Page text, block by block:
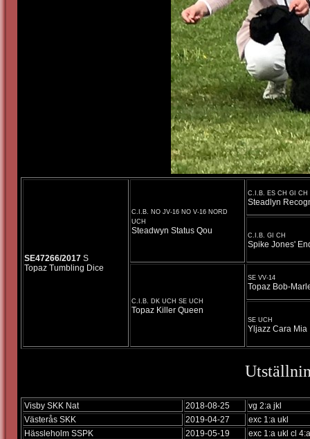
SE47266/2017 S
Topaz Tumbling Dice
C.I.B. NO JV-16 NO V-16 NORD
UCH
Steadwyn Status Qou
C.I.B. ES CH GI CH
Steadlyn
C.I.B. GI CH
Spike Jones'
C.I.B. DK UCH SE UCH
Topaz Killer Queen
SE VV-14
Topaz Bob-
SE UCH
Yljazz Cara Mia
Visby SKK Nat 2018-08-25
vg 2:a jkl
Västerås SKK
2019-04-27
exc 1:a ukl
Hässleholm SSPK
2019-05-19
exc 1:a ukl cl